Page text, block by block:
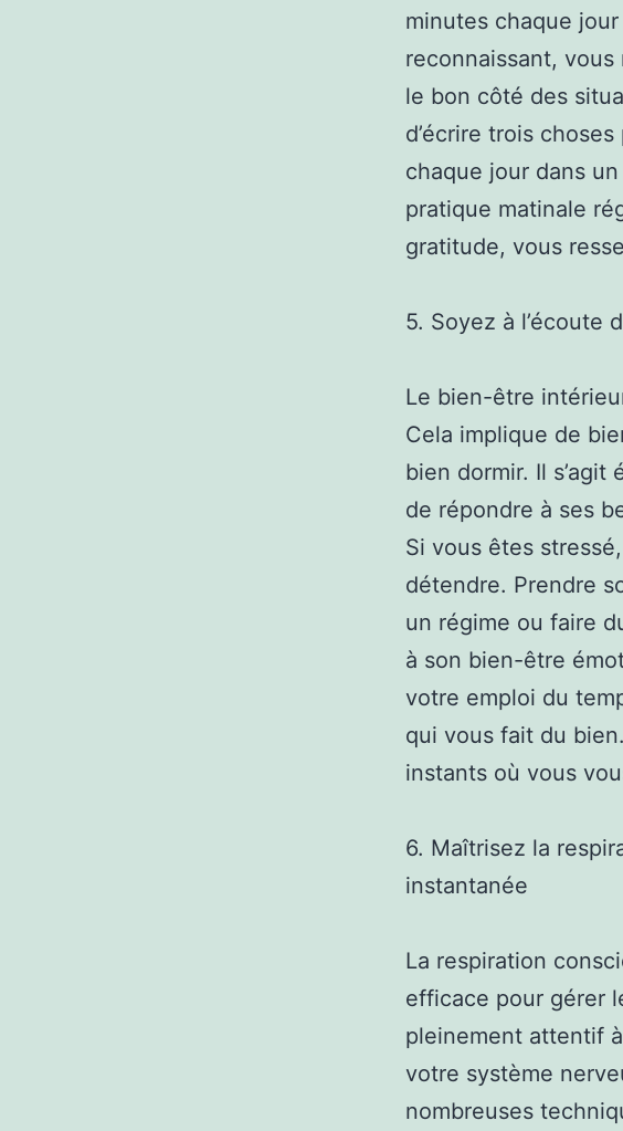
minutes chaque
reconnaissant,
le bon côté des
d’écrire trois
chaque jour dans
pratique matinale
gratitude, vous
5. Soyez à l’écoute
Le bien-être
Cela implique de
bien dormir. Il
de répondre à ses
Si vous êtes
détendre. Prendre
un régime ou faire
à son bien-être
votre emploi du
qui vous fait du
instants où vous
6. Maîtrisez la
instantanée
La respiration
efficace pour gérer
pleinement attentif
votre système
nombreuses